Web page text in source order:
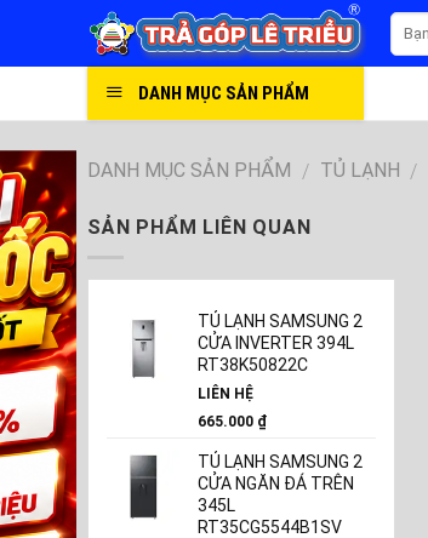
DANH MỤC SẢN PHẨM
DANH MỤC SẢN PHẨM / TỦ LẠNH /
SẢN PHẨM LIÊN QUAN
TỦ LẠNH SAMSUNG 2
CỬA INVERTER 394L
RT38K50822C
LIÊN HỆ
665.000 ₫
TỦ LẠNH SAMSUNG 2
CỬA NGĂN ĐÁ TRÊN
345L
RT35CG5544B1SV